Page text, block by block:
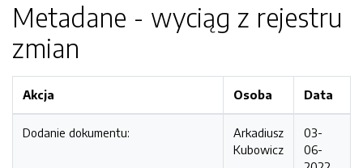
Metadane - wyciąg z rejestru
zmian
Akcja Osoba Data
Dodanie dokumentu:
Arkadiusz
Kubowicz
03-
06-